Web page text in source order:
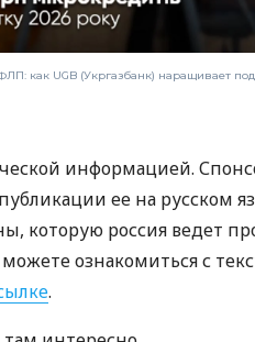
как UGB (Укргазбанк) наращивает
информацией.
ее на русском
которую россия ведет
ознакомиться с
.